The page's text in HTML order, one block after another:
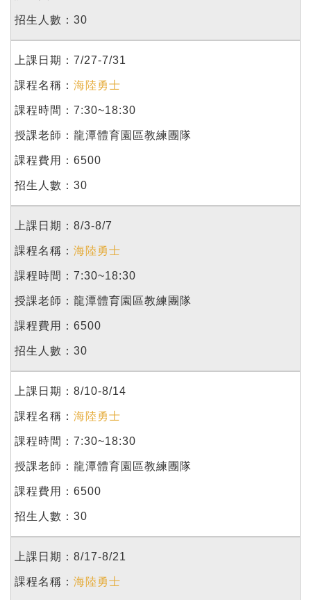
30
7/27-7/31
海陸勇士
7:30~18:30
龍潭體育園區教練團隊
6500
30
8/3-8/7
海陸勇士
7:30~18:30
龍潭體育園區教練團隊
6500
30
8/10-8/14
海陸勇士
7:30~18:30
龍潭體育園區教練團隊
6500
30
8/17-8/21
海陸勇士